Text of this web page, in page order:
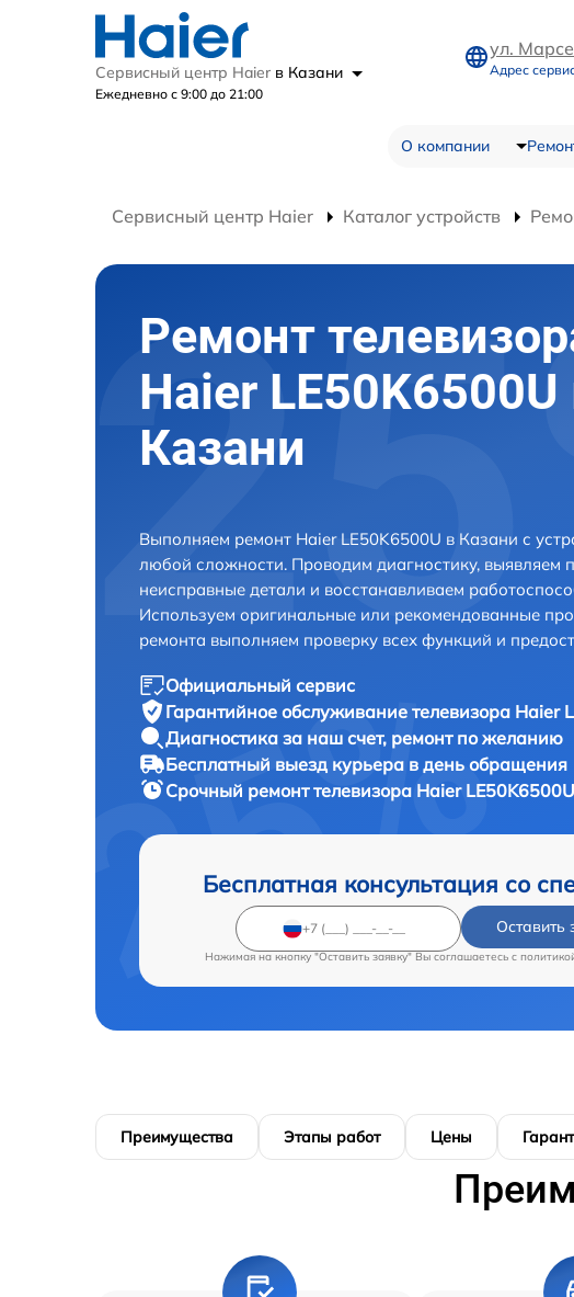
Сервисный центр Haier в Казани
Ежедневно с 9:00 до 21:00
ул.
Адрес
О компании
Сервисный центр Haier Каталог устройств
Ремонт
Haier LE50K6500U
Казани
Выполняем ремонт Haier LE50K6500U в Казани с
любой сложности. Проводим диагностику, выявляем
неисправные детали и восстанавливаем
Используем оригинальные или рекомендованные
ремонта выполняем проверку всех функций и
Официальный сервис
Гарантийное обслуживание телевизора Haier
Диагностика за наш счет, ремонт по желанию
Бесплатный выезд курьера в день обращения
Срочный ремонттелевизора Haier
Бесплатная консультация со
Оставить
Нажимая на кнопку "Оставить заявку" Вы соглашаетесь c
Преимущества Этапы работ Цены